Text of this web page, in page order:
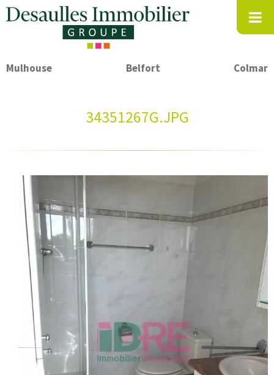
Mulhouse Belfort Colmar
34351267G.JPG